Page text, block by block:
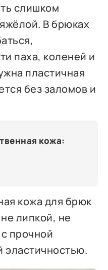
слишком
В брюках
паха, коленей и
пластичная
без заломов и
кожа:
кожа для брюк
липкой, не
прочной
эластичностью.